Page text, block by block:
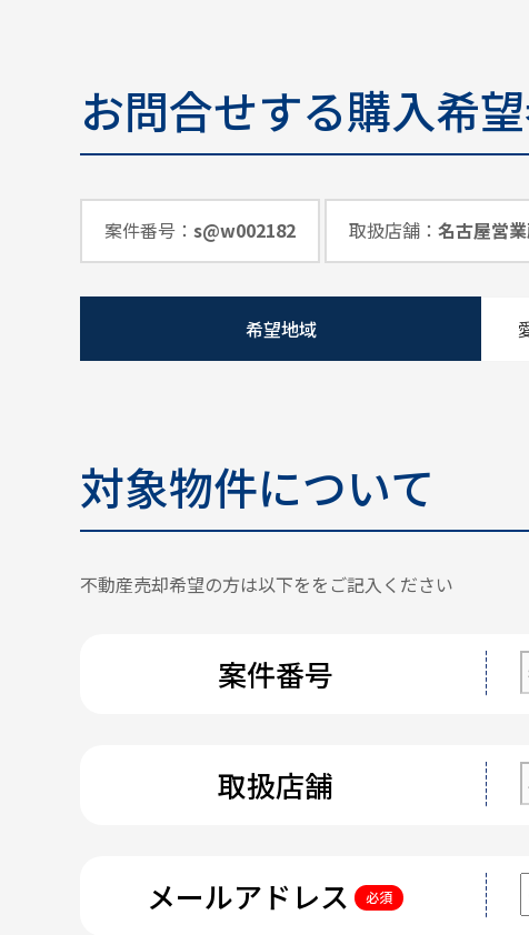
お問合せする購入希
案件番号： s@w002182 取扱店舗： 名古屋営
希望地域
対象物件について
不動産売却希望の方は以下ををご記入ください
案件番号
取扱店舗
メールアドレス 必須